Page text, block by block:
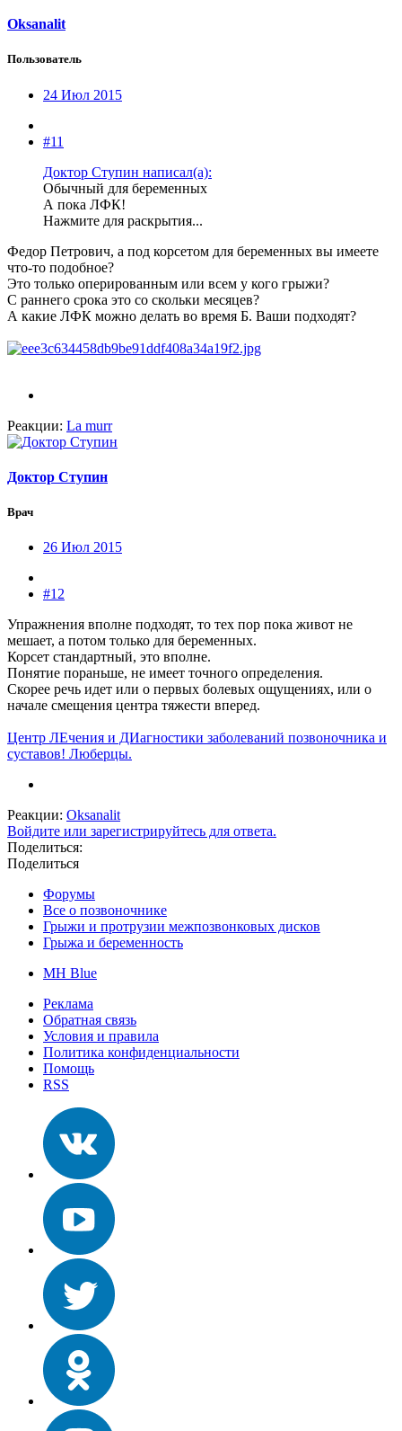
Oksanalit
Пользователь
24 Июл 2015
#11
Доктор Ступин написал(а):
Обычный для беременных
А пока ЛФК!
Нажмите для раскрытия...
Федор Петрович, а под корсетом для беременных вы имеете
что-то подобное?
Это только оперированным или всем у кого грыжи?
С раннего срока это со скольки месяцев?
А какие ЛФК можно делать во время Б. Ваши подходят?
Реакции: La murr
Доктор Ступин
Врач
26 Июл 2015
#12
Упражнения вполне подходят, то тех пор пока живот не
мешает, а потом только для беременных.
Корсет стандартный, это вполне.
Понятие пораньше, не имеет точного определения.
Скорее речь идет или о первых болевых ощущениях, или о
начале смещения центра тяжести вперед.
Центр ЛЕчения и ДИагностики заболеваний позвоночника и
суставов! Люберцы.
Реакции: Oksanalit
Войдите или зарегистрируйтесь для ответа.
Поделиться:
Поделиться
Форумы
Все о позвоночнике
Грыжи и протрузии межпозвонковых дисков
Грыжа и беременность
MH Blue
Реклама
Обратная связь
Условия и правила
Политика конфиденциальности
Помощь
RSS